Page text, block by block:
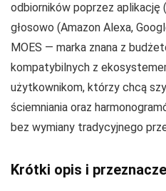
odbiorników poprzez aplikację
głosowo (Amazon Alexa,
MOES — marka znana z
kompatybilnych z
użytkownikom, którzy chcą
ściemniania oraz
bez wymiany tradycyjnego
Krótki opis i